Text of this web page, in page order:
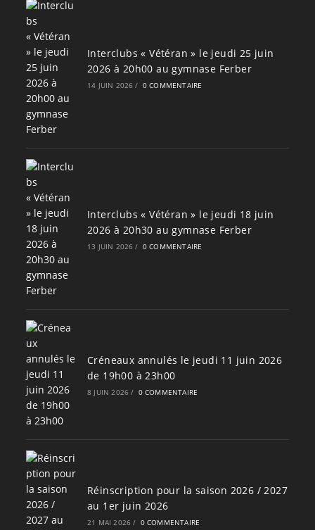
Interclubs « Vétéran » le jeudi 25 juin
2026 à 20h00 au gymnase Ferber
14 JUIN 2026 / 0 COMMENTAIRE
Interclubs « Vétéran » le jeudi 18 juin
2026 à 20h30 au gymnase Ferber
13 JUIN 2026 / 0 COMMENTAIRE
Créneaux annulés le jeudi 11 juin 2026
de 19h00 à 23h00
8 JUIN 2026 / 0 COMMENTAIRE
Réinscription pour la saison 2026 / 2027
au 1er juin 2026
21 MAI 2026 / 0 COMMENTAIRE